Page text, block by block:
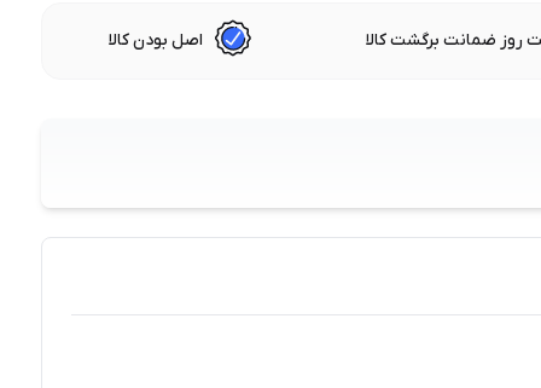
روز ضمانت برگشت کالا اصل بودن کالا